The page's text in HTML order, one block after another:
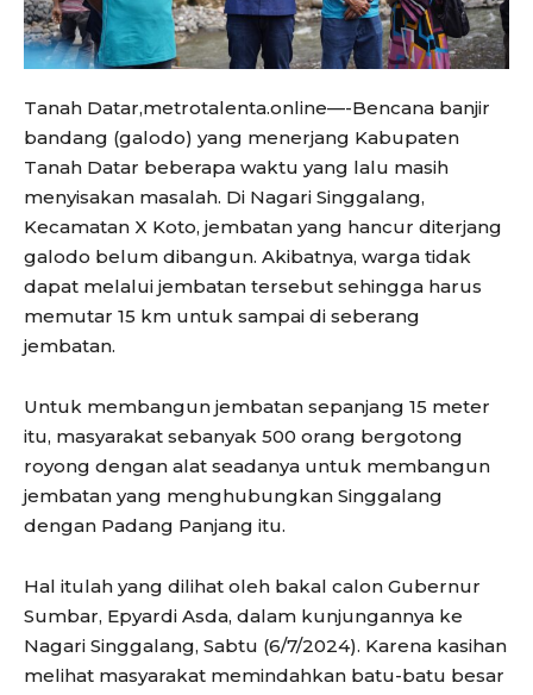
Tanah Datar,metrotalenta.online—-Bencana banjir
bandang (galodo) yang menerjang Kabupaten
Tanah Datar beberapa waktu yang lalu masih
menyisakan masalah. Di Nagari Singgalang,
Kecamatan X Koto, jembatan yang hancur diterjang
galodo belum dibangun. Akibatnya, warga tidak
dapat melalui jembatan tersebut sehingga harus
memutar 15 km untuk sampai di seberang
jembatan.
Untuk membangun jembatan sepanjang 15 meter
itu, masyarakat sebanyak 500 orang bergotong
royong dengan alat seadanya untuk membangun
jembatan yang menghubungkan Singgalang
dengan Padang Panjang itu.
Hal itulah yang dilihat oleh bakal calon Gubernur
Sumbar, Epyardi Asda, dalam kunjungannya ke
Nagari Singgalang, Sabtu (6/7/2024). Karena kasihan
melihat masyarakat memindahkan batu-batu besar